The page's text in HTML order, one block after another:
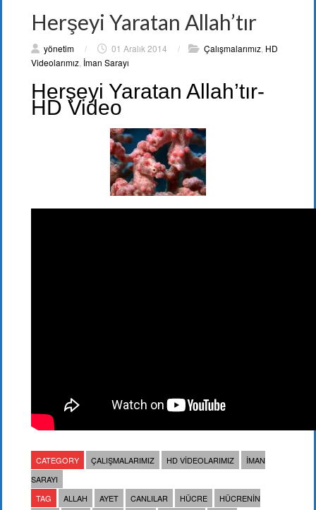
Herşeyi Yaratan Allah’tır
yönetim / 01 Aralık 2014 / Çalışmalarımız, HD
Videolarımız, İman Sarayı
Herşeyi Yaratan Allah’tır-
HD Video
CATEGORY ÇALIŞMALARIMIZ HD VIDEOLARIMIZ
İMAN
SARAYI
TAG
ALLAH AYET CANLILAR HÜCRE
HÜCRENIN